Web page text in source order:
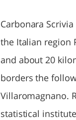
Carbonara
the Italian region
and about 20
borders the
Villaromagnano.
statistical